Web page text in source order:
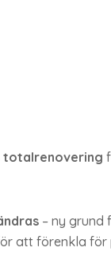
totalrenovering
– ny grund
att förenkla för